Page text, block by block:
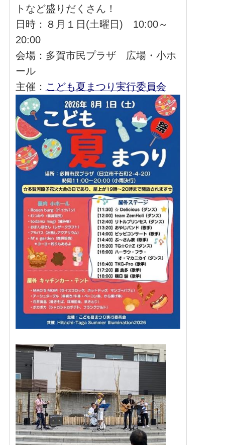
トなど盛りだくさん！
日時：８月１日(土曜日) 10:00～
20:00
会場：多賀市民プラザ 広場・小ホ
ール
主催： こども夏まつり実行委員会